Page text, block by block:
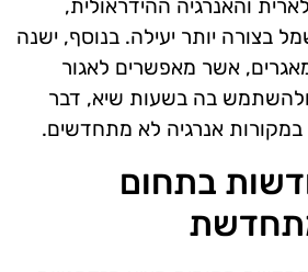
והאנרגיה ההידראולית,
בצורה יותר יעילה. בנוסף, ישנה
אשר מאפשרים לאגור
בה בשעות שיא, דבר
אנרגיה לא מתחדשים.
בתחום